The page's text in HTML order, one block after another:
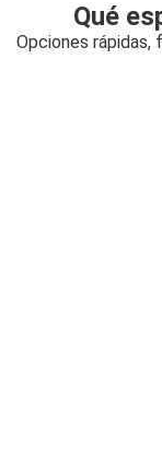
Qué
Opciones rápidas,